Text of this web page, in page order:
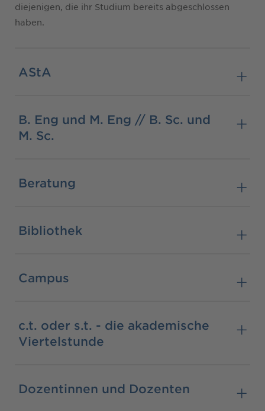
diejenigen, die ihr Studium bereits abgeschlossen
haben.
AStA
B. Eng und M. Eng // B. Sc. und
M. Sc.
Beratung
Bibliothek
Campus
c.t. oder s.t. - die akademische
Viertelstunde
Dozentinnen und Dozenten